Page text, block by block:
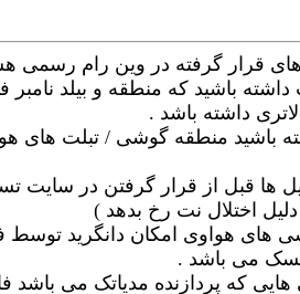
های قرار گرفته در وین رام
باشید که منطقه و بیلد نامبر
داشته باشد .
باشید منطقه گوشی / تبلت های
ها قبل از قرار گرفتن در
دلیل اختلال نت رخ بدهد )
های هواوی امکان دانگرید توسط
می باشد .
که پردازنده مدیاتک می